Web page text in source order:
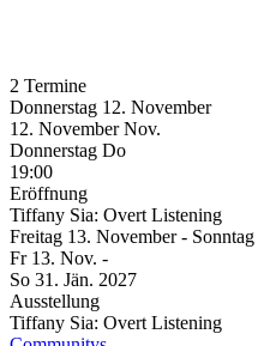
2 Termine
Donnerstag 12. November
12. November Nov.
Donnerstag Do
19:00
Eröffnung
Tiffany Sia: Overt Listening
Freitag 13. November- Sonntag
Fr 13. Nov. -
So 31. Jän. 2027
Ausstellung
Tiffany Sia: Overt Listening